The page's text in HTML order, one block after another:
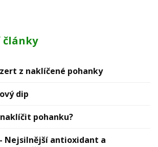
články
z naklíčené pohanky
dip
pohanku?
Nejsilnější antioxidant a